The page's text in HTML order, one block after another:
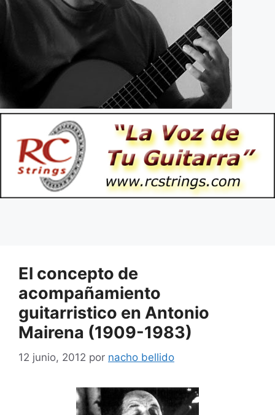
El concepto de
acompañamiento
guitarristico en Antonio
Mairena (1909-1983)
12 junio, 2012 por nacho bellido